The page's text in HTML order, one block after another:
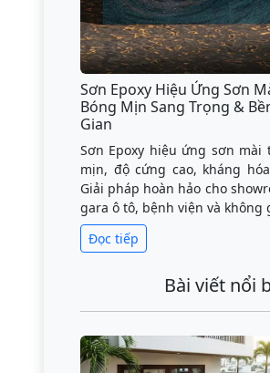
Sơn Epoxy Hiệu Ứng Sơn
Bóng Mịn Sang Trọng &
Gian
Sơn Epoxy hiệu ứng sơn mài
mịn, độ cứng cao, kháng
Giải pháp hoàn hảo cho
gara ô tô, bệnh viện và không
Đọc tiếp
Bài viết nổi